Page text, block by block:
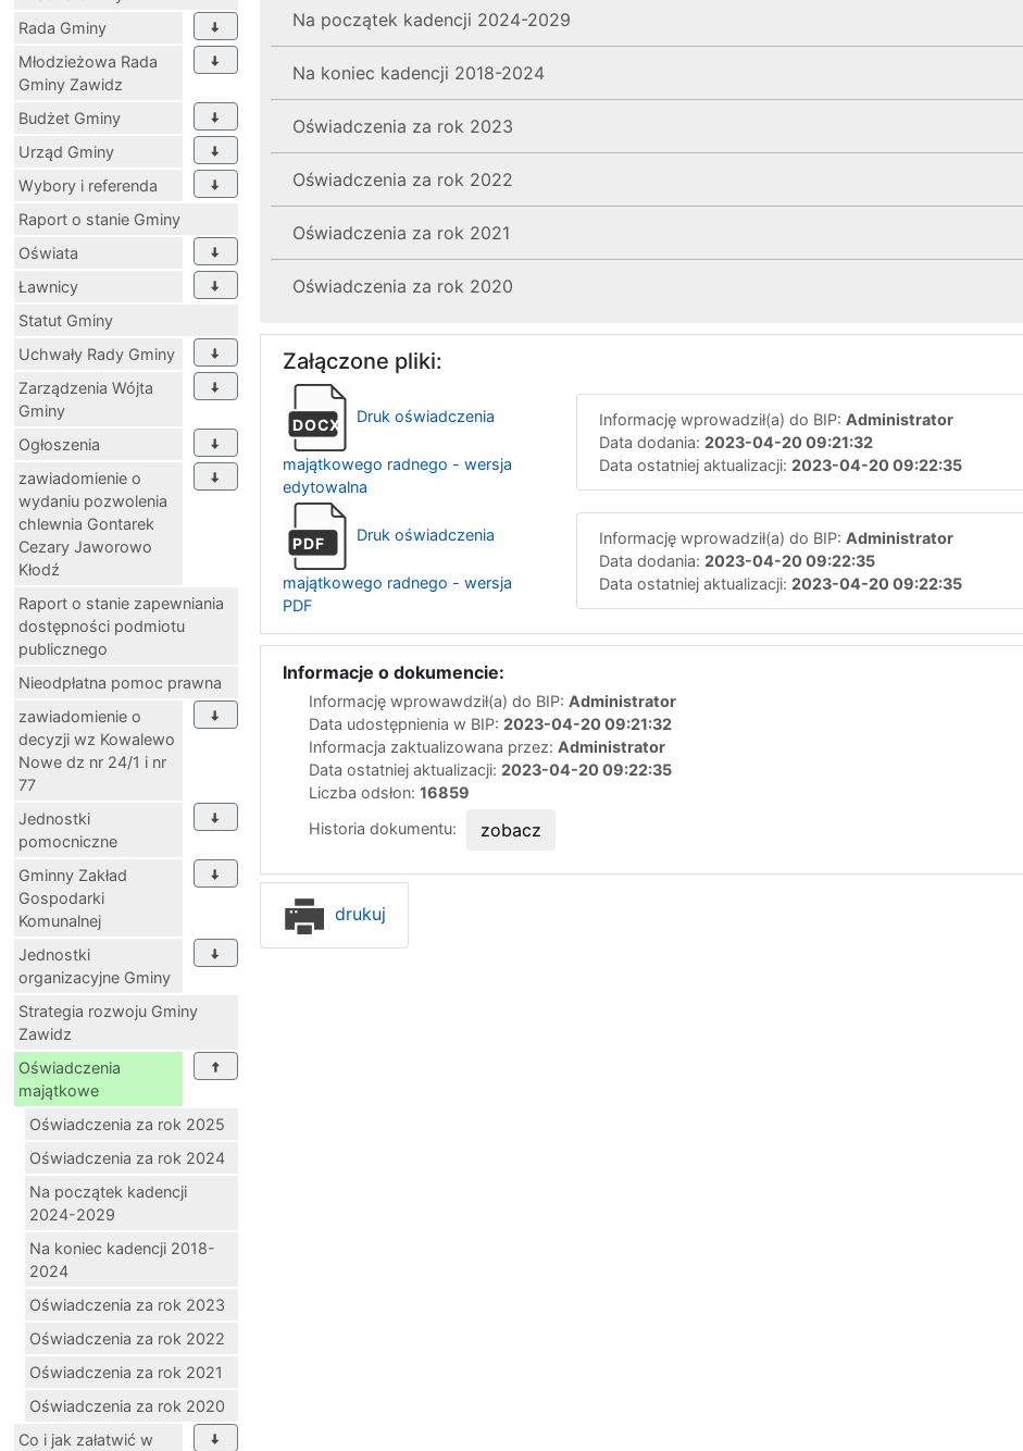
Rada Gminy
Młodzieżowa Rada
Gminy Zawidz
Budżet Gminy
Urząd Gminy
Wybory i referenda
Raport o stanie Gminy
Oświata
Ławnicy
Statut Gminy
Uchwały Rady Gminy
Zarządzenia Wójta
Gminy
Ogłoszenia
zawiadomienie o
wydaniu pozwolenia
chlewnia Gontarek
Cezary Jaworowo
Kłodź
Raport o stanie zapewniania
dostępności podmiotu
publicznego
Nieodpłatna pomoc prawna
zawiadomienie o
decyzji wz Kowalewo
Nowe dz nr 24/1 i nr
77
Jednostki
pomocniczne
Gminny Zakład
Gospodarki
Komunalnej
Jednostki
organizacyjne Gminy
Strategia rozwoju Gminy
Zawidz
Oświadczenia
majątkowe
Oświadczenia za rok 2025
Oświadczenia za rok 2024
Na początek kadencji
2024-2029
Na koniec kadencji 2018-
2024
Oświadczenia za rok 2023
Oświadczenia za rok 2022
Oświadczenia za rok 2021
Oświadczenia za rok 2020
Co i jak załatwić w
Na początek kadencji 2024-2029
Na koniec kadencji 2018-2024
Oświadczenia za rok 2023
Oświadczenia za rok 2022
Oświadczenia za rok 2021
Oświadczenia za rok 2020
Załączone pliki:
DOCX
Druk oświadczenia
majątkowego radnego - wersja
edytowalna
Informację wprowadził(a) do BIP: Administrator
Data dodania: 2023-04-20 09:21:32
Data ostatniej aktualizacji: 2023-04-20 09:22:35
PDF
Druk oświadczenia
majątkowego radnego - wersja
PDF
Informację wprowadził(a) do BIP: Administrator
Data dodania: 2023-04-20 09:22:35
Data ostatniej aktualizacji: 2023-04-20 09:22:35
Informacje o dokumencie:
Informację wprowawdził(a) do BIP: Administrator
Data udostępnienia w BIP: 2023-04-20 09:21:32
Informacja zaktualizowana przez: Administrator
Data ostatniej aktualizacji: 2023-04-20 09:22:35
Liczba odsłon: 16859
Historia dokumentu:
zobacz
drukuj